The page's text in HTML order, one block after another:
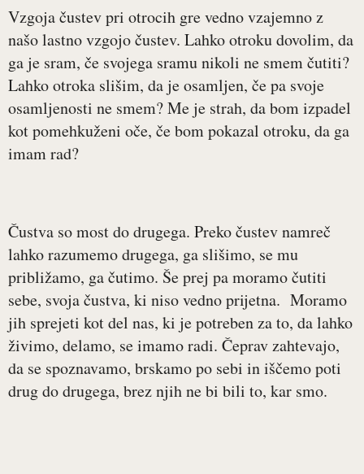
Vzgoja čustev pri otrocih gre vedno vzajemno z
našo lastno vzgojo čustev. Lahko otroku dovolim, da
ga je sram, če svojega sramu nikoli ne smem čutiti?
Lahko otroka slišim, da je osamljen, če pa svoje
osamljenosti ne smem? Me je strah, da bom izpadel
kot pomehkuženi oče, če bom pokazal otroku, da ga
imam rad?
Čustva so most do drugega. Preko čustev namreč
lahko razumemo drugega, ga slišimo, se mu
približamo, ga čutimo. Še prej pa moramo čutiti
sebe, svoja čustva, ki niso vedno prijetna. Moramo
jih sprejeti kot del nas, ki je potreben za to, da lahko
živimo, delamo, se imamo radi. Čeprav zahtevajo,
da se spoznavamo, brskamo po sebi in iščemo poti
drug do drugega, brez njih ne bi bili to, kar smo.